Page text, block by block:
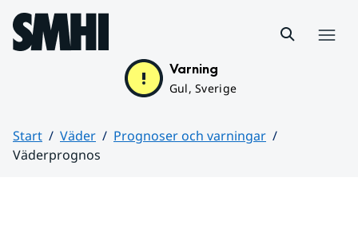
Hoppa till sidans innehåll
Varning
Gul, Sverige
Start Väder
Prognoser och varningar
Väderprognos